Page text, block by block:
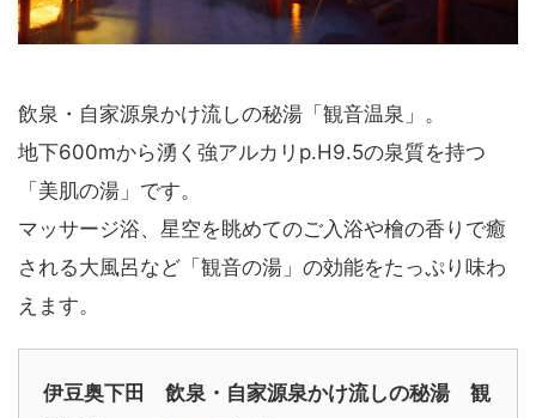
飲泉・自家源泉かけ流しの秘湯「観音温泉」。
地下600mから湧く強アルカリp.H9.5の泉質を持つ
「美肌の湯」です。
マッサージ浴、星空を眺めてのご入浴や檜の香りで癒
される大風呂など「観音の湯」の効能をたっぷり味わ
えます。
伊豆奥下田 飲泉・自家源泉かけ流しの秘湯 観